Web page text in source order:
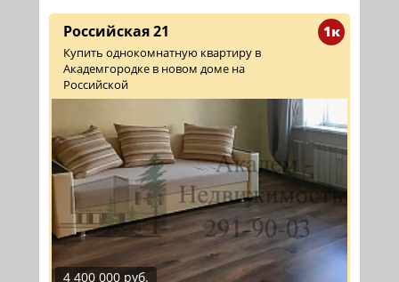
1к
Российская 21
Купить однокомнатную квартиру в
Академгородке в новом доме на
Российской
4 400 000 руб.